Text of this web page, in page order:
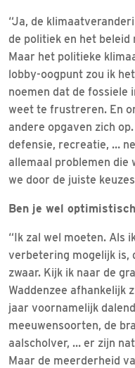
“Ja, de
de politiek en het beleid
Maar het politieke
lobby-oogpunt zou ik
noemen dat de fossiele
weet te frustreren. En
andere opgaven zich
defensie, recreatie, …
allemaal problemen die
we door de juiste
Ben je wel
“Ik zal wel moeten. Als
verbetering mogelijk is,
zwaar. Kijk ik naar de
Waddenzee afhankelijk
jaar voornamelijk
meeuwensoorten, de
aalscholver, … er zijn
Maar de meerderheid